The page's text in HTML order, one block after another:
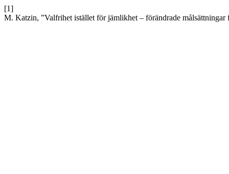
[1]
M. Katzin, ”Valfrihet istället för jämlikhet – förändrade